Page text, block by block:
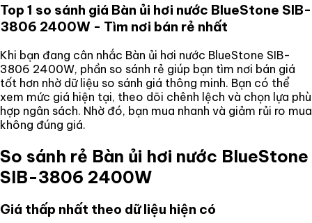
Top 1 so sánh giá Bàn ủi hơi nước BlueStone SIB-
3806 2400W - Tìm nơi bán rẻ nhất
Khi bạn đang cân nhắc Bàn ủi hơi nước BlueStone SIB-
3806 2400W, phần so sánh rẻ giúp bạn tìm nơi bán giá
tốt hơn nhờ dữ liệu so sánh giá thông minh. Bạn có thể
xem mức giá hiện tại, theo dõi chênh lệch và chọn lựa phù
hợp ngân sách. Nhờ đó, bạn mua nhanh và giảm rủi ro mua
không đúng giá.
So sánh rẻ Bàn ủi hơi nước BlueStone
SIB-3806 2400W
Giá thấp nhất theo dữ liệu hiện có